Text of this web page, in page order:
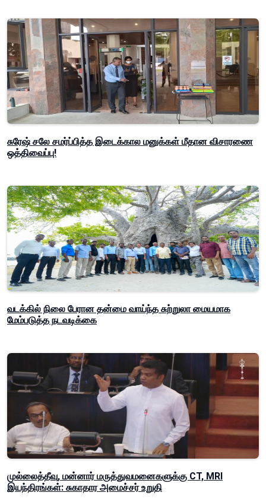
சுரேஷ் சலே சமர்ப்பித்த இடைக்கால மனுக்கள் மீதான விசாரணை
ஒத்திவைப்பு!
வடக்கில் நிலை பேரான தன்மை வாய்ந்த சுற்றுலா மையமாக
மேம்படுத்த நடவடிக்கை
முல்லைத்தீவு, மன்னார் மருத்துவமனைகளுக்கு CT, MRI
இயந்திரங்கள்: சுகாதார அமைச்சர் உறுதி